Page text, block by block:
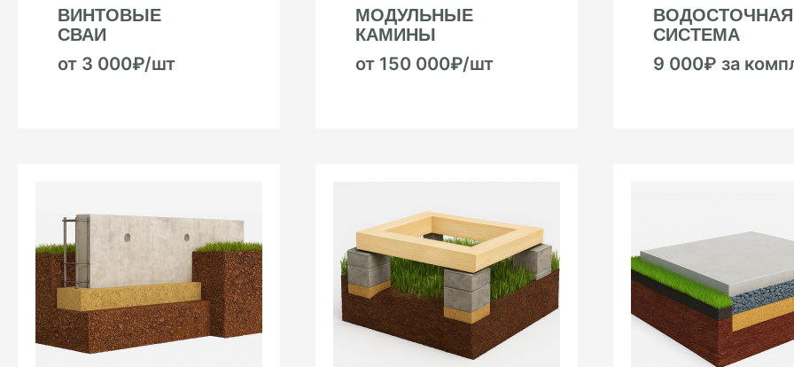
ВИНТОВЫЕ
СВАИ
от 3 000₽/шт
МОДУЛЬНЫЕ
КАМИНЫ
от 150 000₽/шт
ВОДОСТОЧНАЯ
СИСТЕМА
9 000₽ за